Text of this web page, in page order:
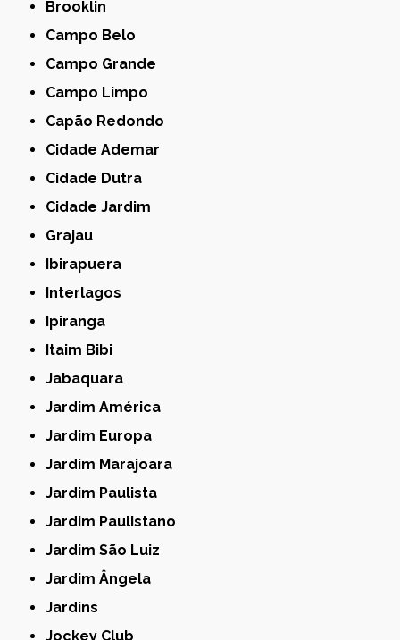
Brooklin
Campo Belo
Campo Grande
Campo Limpo
Capão Redondo
Cidade Ademar
Cidade Dutra
Cidade Jardim
Grajau
Ibirapuera
Interlagos
Ipiranga
Itaim Bibi
Jabaquara
Jardim América
Jardim Europa
Jardim Marajoara
Jardim Paulista
Jardim Paulistano
Jardim São Luiz
Jardim Ângela
Jardins
Jockey Club